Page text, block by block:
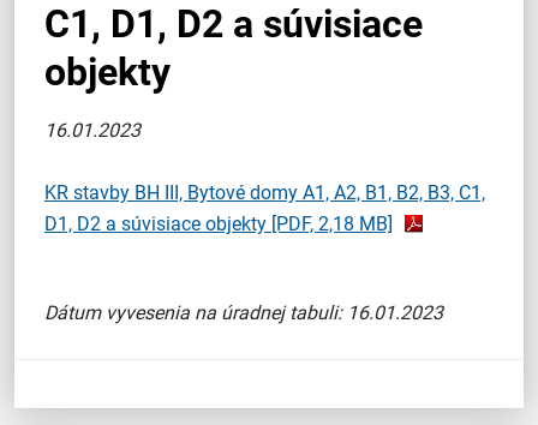
C1, D1, D2 a súvisiace
objekty
16.01.2023
KR stavby BH III, Bytové domy A1, A2, B1, B2, B3, C1,
D1, D2 a súvisiace objekty [PDF, 2,18 MB]
Dátum vyvesenia na úradnej tabuli: 16.01.2023